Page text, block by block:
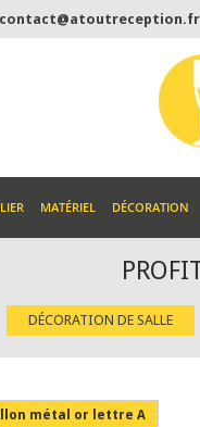
contact@atoutreception.fr
MATÉRIEL DÉCORATION
DÉCORATION DE SALLE
métal or lettre A